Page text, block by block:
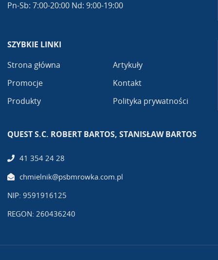
Pn-Sb: 7:00-20:00 Nd: 9:00-19:00
SZYBKIE LINKI
Strona główna
Promocje
Produkty
Artykuły
Kontakt
Polityka prywatności
QUEST S.C. ROBERT BARTOS, STANISŁAW BARTOS
41 354 24 28
chmielnik@psbmrowka.com.pl
NIP: 9591916125
REGON: 260436240